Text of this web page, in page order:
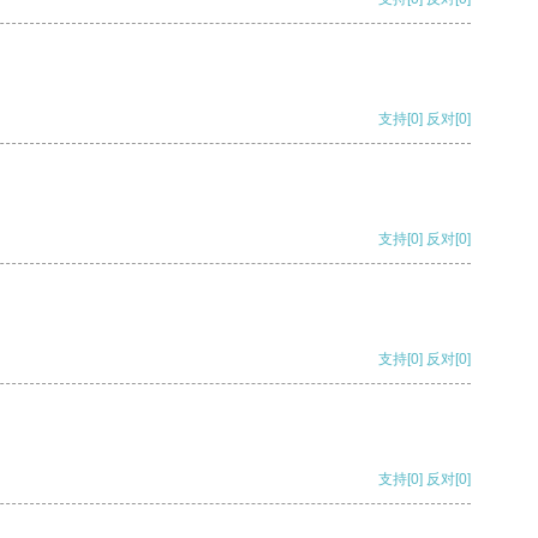
支持[0] 反对[0]
支持[0] 反对[0]
支持[0] 反对[0]
支持[0] 反对[0]